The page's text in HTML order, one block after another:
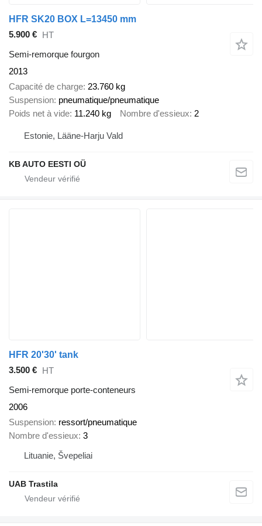
HFR SK20 BOX L=13450 mm
5.900 € HT
Semi-remorque fourgon
2013
Capacité de charge 23.760 kg
Suspension pneumatique/pneumatique
Poids net à vide 11.240 kg Nombre d'essieux 2
Estonie, Lääne-Harju Vald
KB AUTO EESTI OÜ
HFR 20'30' tank
3.500 € HT
Semi-remorque porte-conteneurs
2006
Suspension ressort/pneumatique
Nombre d'essieux 3
Lituanie, Švepeliai
UAB Trastila